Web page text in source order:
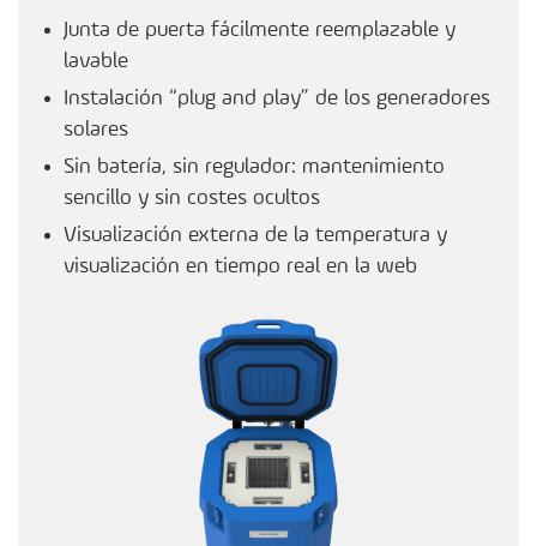
Junta de puerta fácilmente reemplazable y
lavable
Instalación “plug and play” de los generadores
solares
Sin batería, sin regulador: mantenimiento
sencillo y sin costes ocultos
Visualización externa de la temperatura y
visualización en tiempo real en la web